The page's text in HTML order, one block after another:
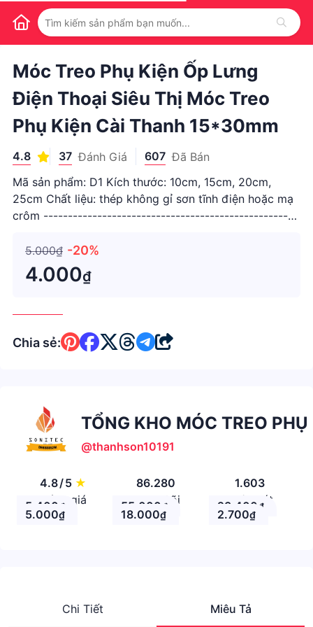
1 / 1
Móc Treo Phụ Kiện Ốp Lưng
Điện Thoại Siêu Thị Móc Treo
Phụ Kiện Cài Thanh 15*30mm
4.8 37 Đánh Giá 607 Đã Bán
Mã sản phẩm: D1 Kích thước: 10cm, 15cm, 20cm,
25cm Chất liệu: thép không gỉ sơn tĩnh điện hoặc mạ
crôm ----------------------------------------------------
thuận tiện thay thế các sản phẩm trưng bày trên móc.
Giữ s
5.000₫ -20%
4.000₫
Chia sẻ:
TỔNG KHO MÓC TREO PHỤ
@thanhson10191
4.8/5 ★
Đánh giá
86.280
Theo Dõi
1.603
Nhận xét
5.400 ₫ 55.000 ₫ 23.400₫
5.000₫ 18.000₫ 2.700₫
Chi Tiết Miêu Tả